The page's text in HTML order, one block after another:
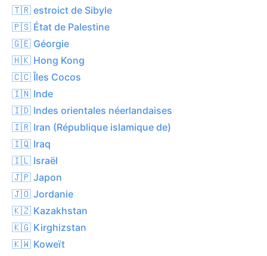
🇹🇷 estroict de Sibyle
🇵🇸 État de Palestine
🇬🇪 Géorgie
🇭🇰 Hong Kong
🇨🇨 Îles Cocos
🇮🇳 Inde
🇮🇩 Indes orientales néerlandaises
🇮🇷 Iran (République islamique de)
🇮🇶 Iraq
🇮🇱 Israël
🇯🇵 Japon
🇯🇴 Jordanie
🇰🇿 Kazakhstan
🇰🇬 Kirghizstan
🇰🇼 Koweït